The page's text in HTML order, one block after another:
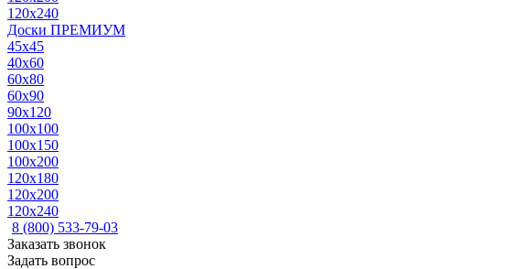
120x240
Доски ПРЕМИУМ
45x45
40x60
60x80
60x90
90x120
100x100
100x150
100x200
120x180
120x200
120x240
8 (800) 533-79-03
Заказать звонок
Задать вопрос